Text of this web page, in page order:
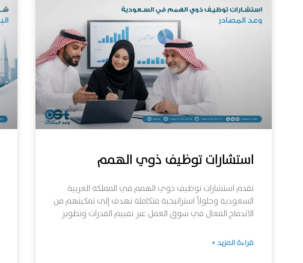
استشارات توظيف ذوي الهمم
نقدم استشارات توظيف ذوي الهمم في المملكة العربية
السعودية وحلولاً استراتيجية متكاملة تهدف إلى تمكينهم من
الاندماج الفعال في سوق العمل عبر تقييم القدرات وتطوير
قراءة المزيد »